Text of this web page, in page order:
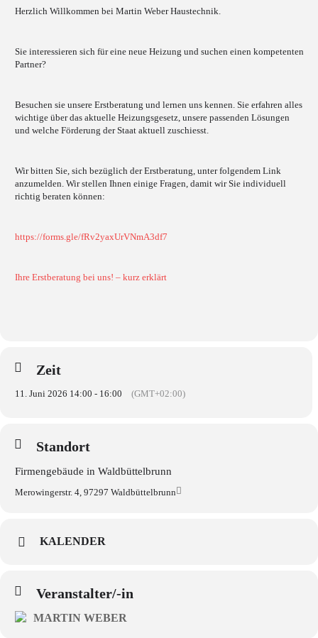
Herzlich Willkommen bei Martin Weber Haustechnik.
Sie interessieren sich für eine neue Heizung und suchen einen kompetenten
Partner?
Besuchen sie unsere Erstberatung und lernen uns kennen. Sie erfahren alles
wichtige über das aktuelle Heizungsgesetz, unsere passenden Lösungen
und welche Förderung der Staat aktuell zuschiesst.
Wir bitten Sie, sich bezüglich der Erstberatung, unter folgendem Link
anzumelden. Wir stellen Ihnen einige Fragen, damit wir Sie individuell
richtig beraten können:
https://forms.gle/fRv2yaxUrVNmA3df7
Ihre Erstberatung bei uns! – kurz erklärt
Zeit
11. Juni 2026 14:00 - 16:00 (GMT+02:00)
Standort
Firmengebäude in Waldbüttelbrunn
Merowingerstr. 4, 97297 Waldbüttelbrunn
KALENDER
Veranstalter/-in
MARTIN WEBER